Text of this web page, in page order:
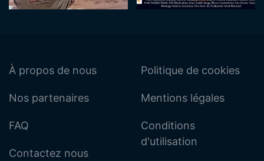
À propos de nous
Nos partenaires
FAQ
Contactez nous
Politique de cookies
Mentions légales
Conditions
d'utilisation